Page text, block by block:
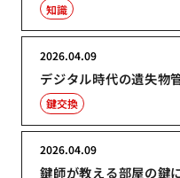
知識
デジタル時代の遺失物
2026.04.09
鍵交換
鍵師が教える部屋の鍵
2026.04.09